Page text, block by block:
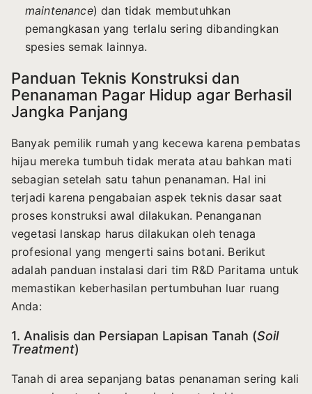
maintenance) dan tidak membutuhkan
pemangkasan yang terlalu sering dibandingkan
spesies semak lainnya.
Panduan Teknis Konstruksi dan
Penanaman Pagar Hidup agar Berhasil
Jangka Panjang
Banyak pemilik rumah yang kecewa karena pembatas
hijau mereka tumbuh tidak merata atau bahkan mati
sebagian setelah satu tahun penanaman. Hal ini
terjadi karena pengabaian aspek teknis dasar saat
proses konstruksi awal dilakukan. Penanganan
vegetasi lanskap harus dilakukan oleh tenaga
profesional yang mengerti sains botani. Berikut
adalah panduan instalasi dari tim R&D Paritama untuk
memastikan keberhasilan pertumbuhan luar ruang
Anda:
1. Analisis dan Persiapan Lapisan Tanah (Soil
Treatment)
Tanah di area sepanjang batas penanaman sering kali